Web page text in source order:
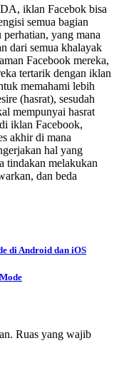
iklan Facebok bisa
semua bagian
yang mana
dari semua khalayak
Facebook mereka,
tertarik dengan iklan
memahami lebih
(hasrat), sesudah
mempunyai hasrat
iklan Facebook,
akhir di mana
hal yang
tindakan melakukan
dan beda
di Android dan iOS
Ruas yang wajib